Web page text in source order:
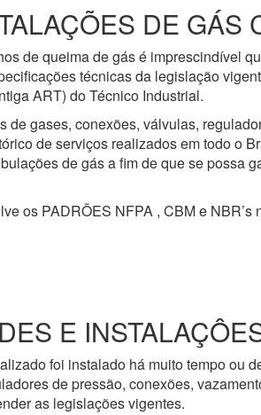
DE GÁS
de queima de gás é imprescindível
técnicas da legislação
ART) do Técnico Industrial.
de gases, conexões, válvulas,
de serviços realizados em todo o
de gás a fim de que se possa
os PADRÕES NFPA , CBM e
E
foi instalado há muito tempo ou
de pressão, conexões,
as legislações vigentes.